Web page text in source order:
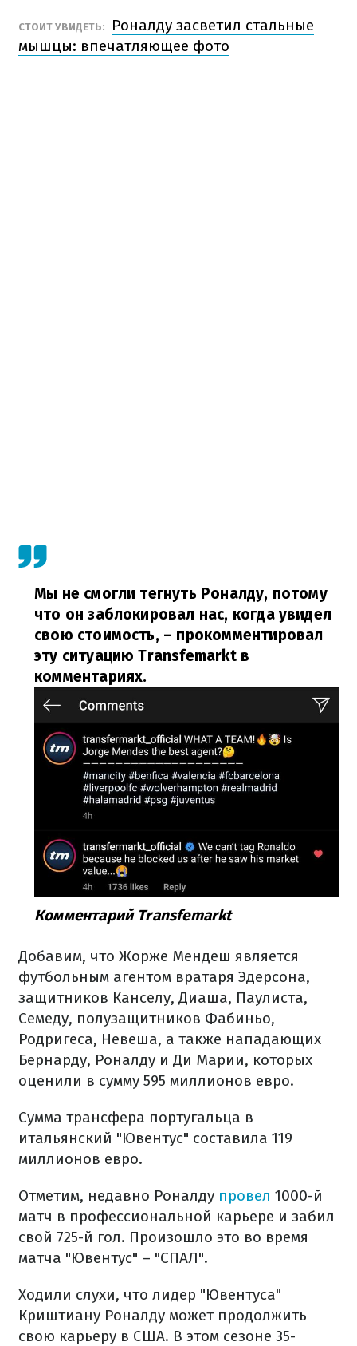
СТОИТ УВИДЕТЬ:
Роналду засветил стальные
мышцы: впечатляющее фото
Мы не смогли тегнуть Роналду, потому
что он заблокировал нас, когда увидел
свою стоимость, – прокомментировал
эту ситуацию Transfemarkt в
комментариях.
Комментарий Transfemarkt
Добавим, что Жорже Мендеш является
футбольным агентом вратаря Эдерсона,
защитников Канселу, Диаша, Паулиста,
Семеду, полузащитников Фабиньо,
Родригеса, Невеша, а также нападающих
Бернарду, Роналду и Ди Марии, которых
оценили в сумму 595 миллионов евро.
Сумма трансфера португальца в
итальянский "Ювентус" составила 119
миллионов евро.
Отметим, недавно Роналду провел 1000-й
матч в профессиональной карьере и забил
свой 725-й гол. Произошло это во время
матча "Ювентус" – "СПАЛ".
Ходили слухи, что лидер "Ювентуса"
Криштиану Роналду может продолжить
свою карьеру в США. В этом сезоне 35-